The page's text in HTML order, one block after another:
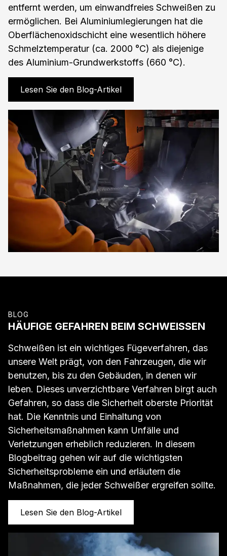
entfernt werden, um einwandfreies Schweißen zu
ermöglichen. Bei Aluminiumlegierungen hat die
Oberflächenoxidschicht eine wesentlich höhere
Schmelztemperatur (ca. 2000 °C) als diejenige
des Aluminium-Grundwerkstoffs (660 °C).
Lesen Sie den Blog-Artikel
HÄUFIGE GEFAHREN BEIM SCHWEISSEN
BLOG
Schweißen ist ein wichtiges Fügeverfahren, das
unsere Welt prägt, von den Fahrzeugen, die wir
benutzen, bis zu den Gebäuden, in denen wir
leben. Dieses unverzichtbare Verfahren birgt auch
Gefahren, so dass die Sicherheit oberste Priorität
hat. Die Kenntnis und Einhaltung von
Sicherheitsmaßnahmen kann Unfälle und
Verletzungen erheblich reduzieren. In diesem
Blogbeitrag gehen wir auf die wichtigsten
Sicherheitsprobleme ein und erläutern die
Maßnahmen, die jeder Schweißer ergreifen sollte.
Lesen Sie den Blog-Artikel